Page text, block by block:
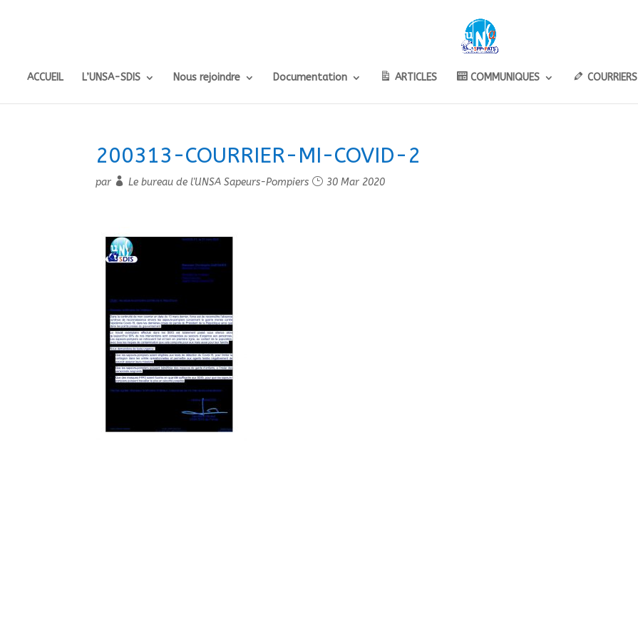
ACCUEIL L’UNSA-SDIS Nous rejoindre Documentation ARTICLES COMMUNIQUES COURRIERS
200313-COURRIER-MI-COVID-2
par Le bureau de l'UNSA Sapeurs-Pompiers 30 Mar 2020